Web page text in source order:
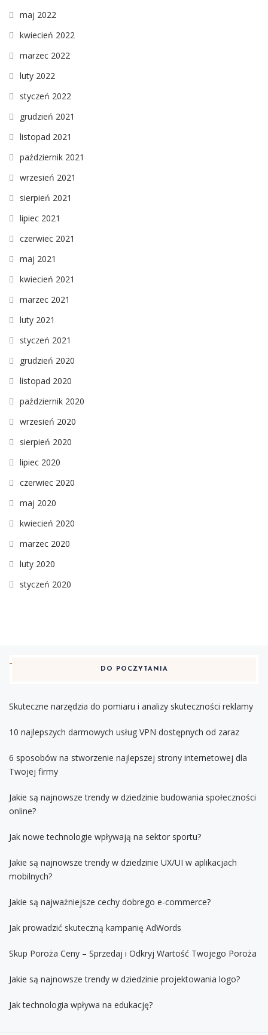
maj 2022
kwiecień 2022
marzec 2022
luty 2022
styczeń 2022
grudzień 2021
listopad 2021
październik 2021
wrzesień 2021
sierpień 2021
lipiec 2021
czerwiec 2021
maj 2021
kwiecień 2021
marzec 2021
luty 2021
styczeń 2021
grudzień 2020
listopad 2020
październik 2020
wrzesień 2020
sierpień 2020
lipiec 2020
czerwiec 2020
maj 2020
kwiecień 2020
marzec 2020
luty 2020
styczeń 2020
DO POCZYTANIA
Skuteczne narzędzia do pomiaru i analizy skuteczności reklamy
10 najlepszych darmowych usług VPN dostępnych od zaraz
6 sposobów na stworzenie najlepszej strony internetowej dla
Twojej firmy
Jakie są najnowsze trendy w dziedzinie budowania społeczności
online?
Jak nowe technologie wpływają na sektor sportu?
Jakie są najnowsze trendy w dziedzinie UX/UI w aplikacjach
mobilnych?
Jakie są najważniejsze cechy dobrego e-commerce?
Jak prowadzić skuteczną kampanię AdWords
Skup Poroża Ceny – Sprzedaj i Odkryj Wartość Twojego Poroża
Jakie są najnowsze trendy w dziedzinie projektowania logo?
Jak technologia wpływa na edukację?